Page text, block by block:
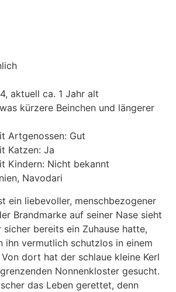
aktuell ca. 1 Jahr alt
kürzere Beinchen und längerer
Artgenossen: Gut
Katzen: Ja
Kindern: Nicht bekannt
Navodari
ein liebevoller, menschbezogener
Brandmarke auf seiner Nase sieht
sicher bereits ein Zuhause hatte,
ihn vermutlich schutzlos in einem
dort hat der schlaue kleine Kerl
Nonnenkloster gesucht.
das Leben gerettet, denn